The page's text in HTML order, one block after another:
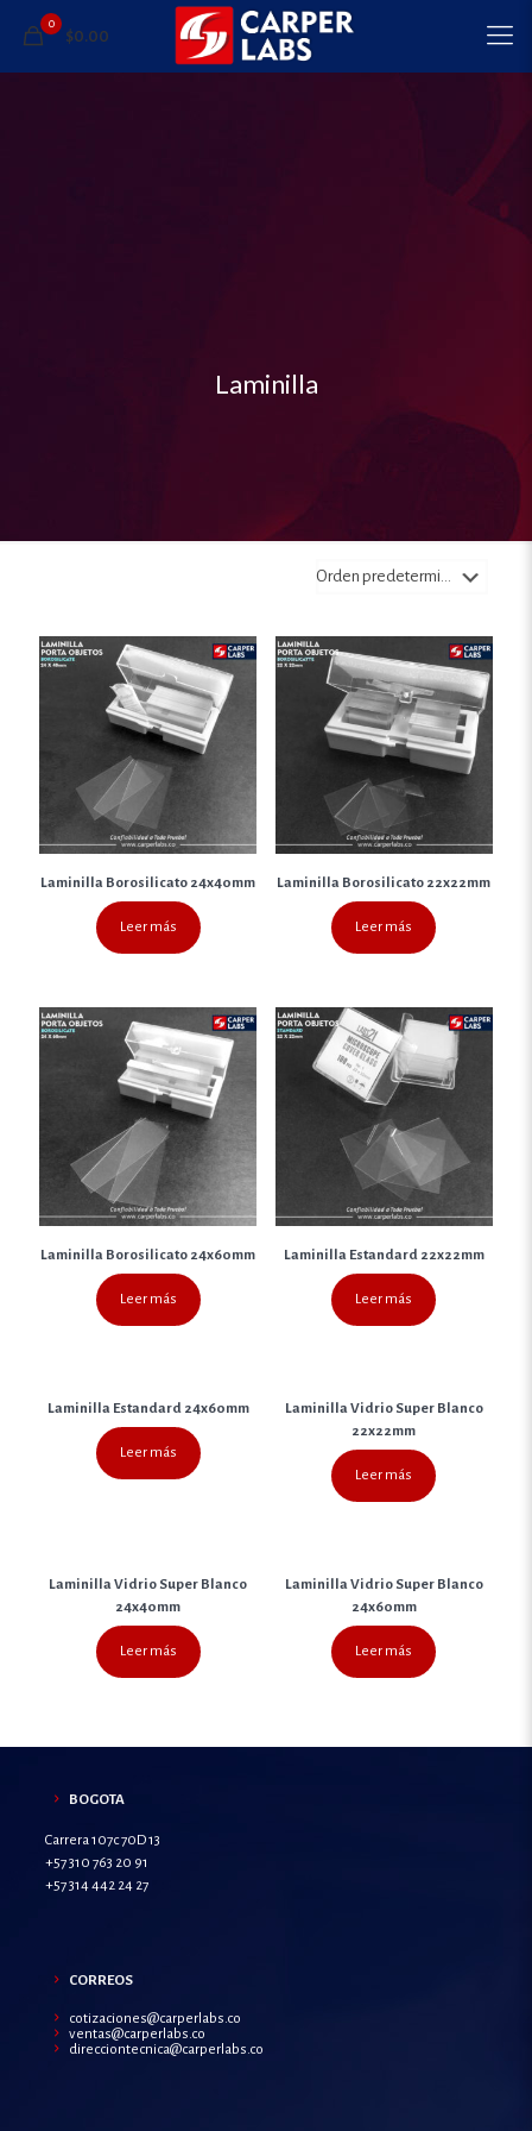
0
$0.00
Laminilla
Laminilla Borosilicato 24x40mm
Leer más
Laminilla Borosilicato 22x22mm
Leer más
Laminilla Borosilicato 24x60mm
Leer más
Laminilla Estandard 22x22mm
Leer más
Laminilla Estandard 24x60mm
Leer más
Laminilla Vidrio Super Blanco
22x22mm
Leer más
Laminilla Vidrio Super Blanco
24x40mm
Leer más
Laminilla Vidrio Super Blanco
24x60mm
Leer más
BOGOTA
Carrera 107c 70D 13
+57 310 763 20 91
+57 314 442 24 27
CORREOS
cotizaciones@carperlabs.co
ventas@carperlabs.co
direcciontecnica@carperlabs.co